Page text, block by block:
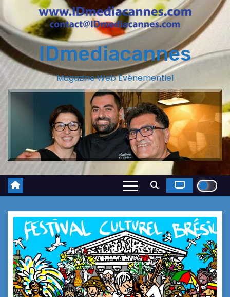
IDmediacannes
Magazine Web Evénementiel